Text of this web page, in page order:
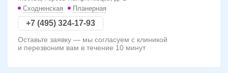
Сходненская
Планерная
+7 (495) 324-17-93
Оставьте заявку — мы согласуем с клиникой
и перезвоним вам в течение 10 минут